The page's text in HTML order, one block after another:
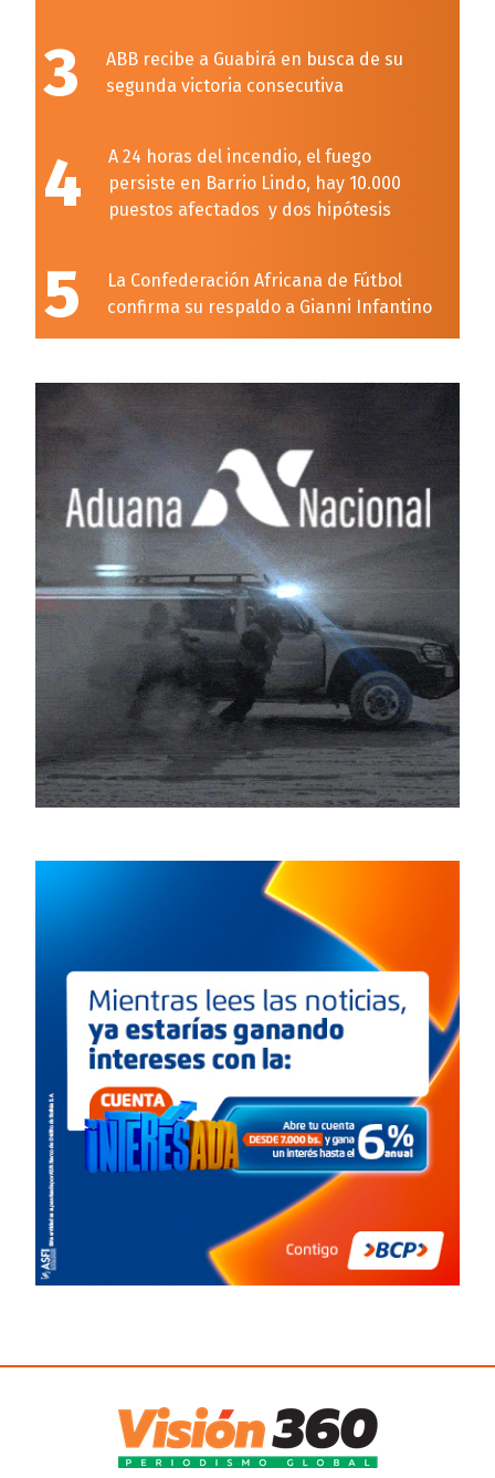
3
ABB recibe a Guabirá en busca de su
segunda victoria consecutiva
4
A 24 horas del incendio, el fuego
persiste en Barrio Lindo, hay 10.000
puestos afectados y dos hipótesis
5
La Confederación Africana de Fútbol
confirma su respaldo a Gianni Infantino